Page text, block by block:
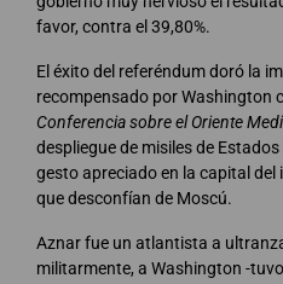
favor, contra el 39,80%.
El éxito del referéndum doró la
recompensado por Washington
Conferencia sobre el Oriente
despliegue de misiles de
gesto apreciado en la capital
que desconfían de Moscú.
Aznar fue un atlantista a
militarmente, a Washington -